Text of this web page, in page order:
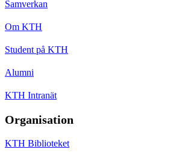
Samverkan
Om KTH
Student på KTH
Alumni
KTH Intranät
Organisation
KTH Biblioteket